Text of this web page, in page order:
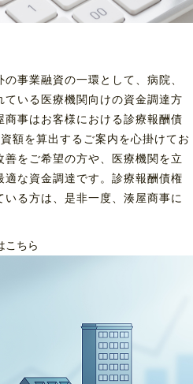
事業融資の一環として、病院、
いる医療機関向けの資金調達方
事はお客様における診療報酬債
額を算出するご案内を心掛けてお
善をご希望の方や、医療機関を立
な資金調達です。診療報酬債権
る方は、是非一度、湊屋商事に
こちら